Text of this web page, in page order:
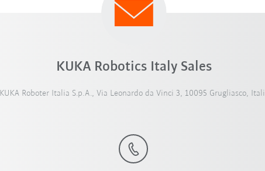
KUKA Robotics Italy Sales
KUKA Roboter Italia S.p.A., Via Leonardo da Vinci 3, 10095 Grugliasco,